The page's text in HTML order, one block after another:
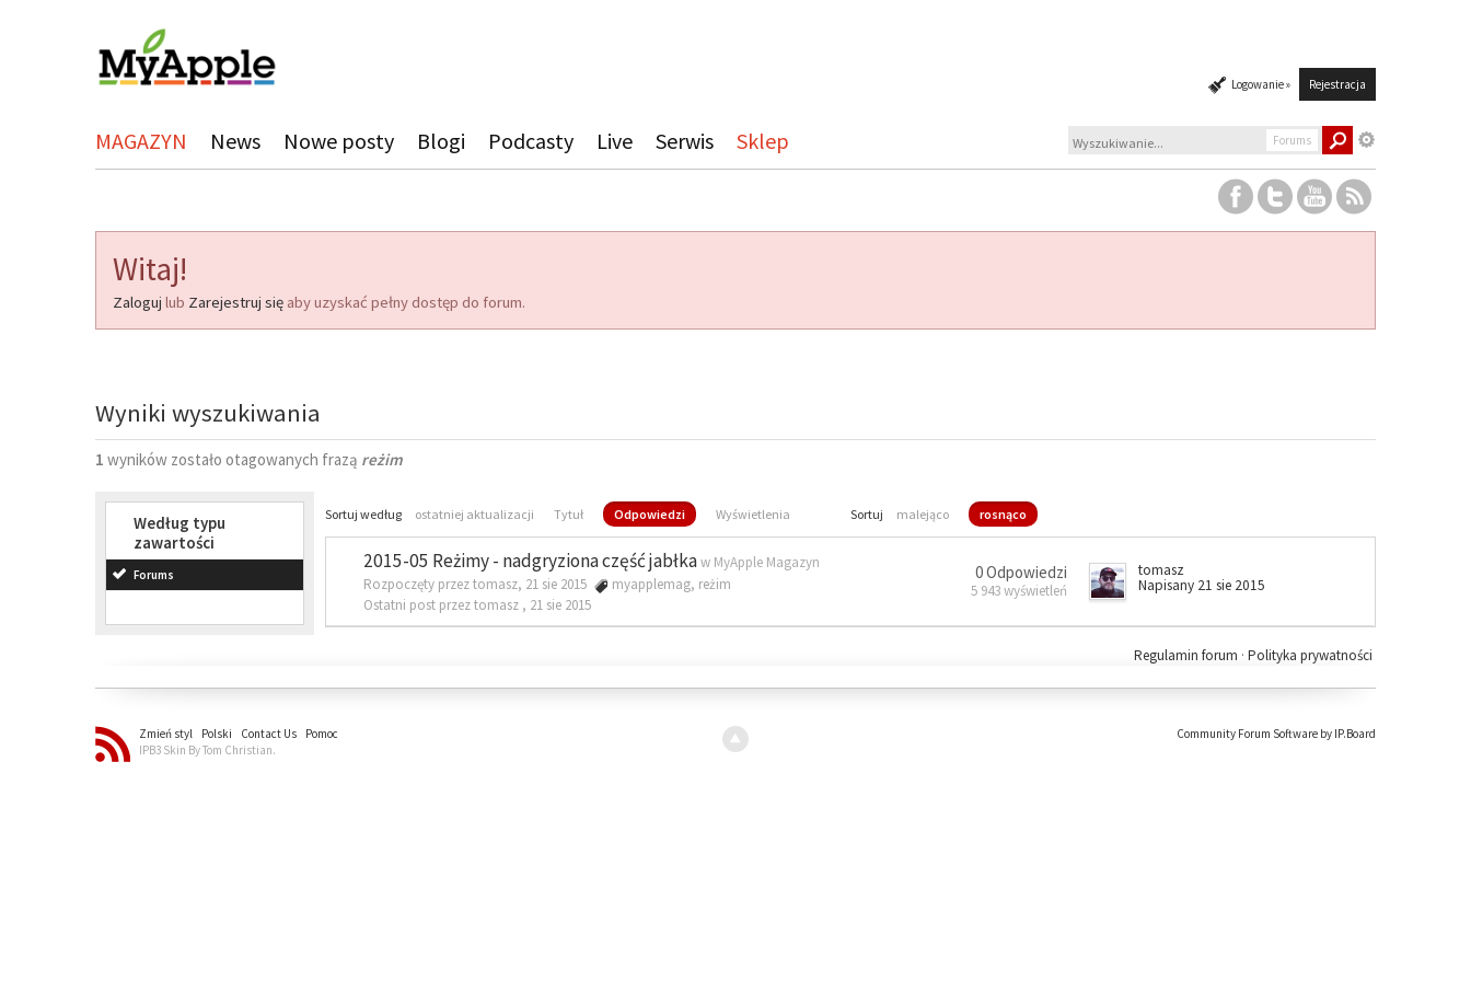
Logowanie » Rejestracja
MAGAZYN News Nowe posty Blogi Podcasty Live Serwis Sklep Forums
Witaj!
Zaloguj lub Zarejestruj się aby uzyskać pełny dostęp do forum.
Wyniki wyszukiwania
1 wyników zostało otagowanych frazą reżim
Według typu
zawartości
Forums
Sortuj według ostatniej aktualizacji Tytuł Odpowiedzi Wyświetlenia Sortuj malejąco rosnąco
2015-05 Reżimy - nadgryziona część jabłkaw MyApple Magazyn
Rozpoczęty przez tomasz, 21 sie 2015
myapplemag, reżim
Ostatni post przez tomasz , 21 sie 2015
0 Odpowiedzi
5 943 wyświetleń
tomasz
Napisany 21 sie 2015
Polityka prywatności
Regulamin forum ·
Zmień styl Polski Contact Us
Pomoc
IPB3 Skin By Tom Christian.
Community Forum Software by IP.Board